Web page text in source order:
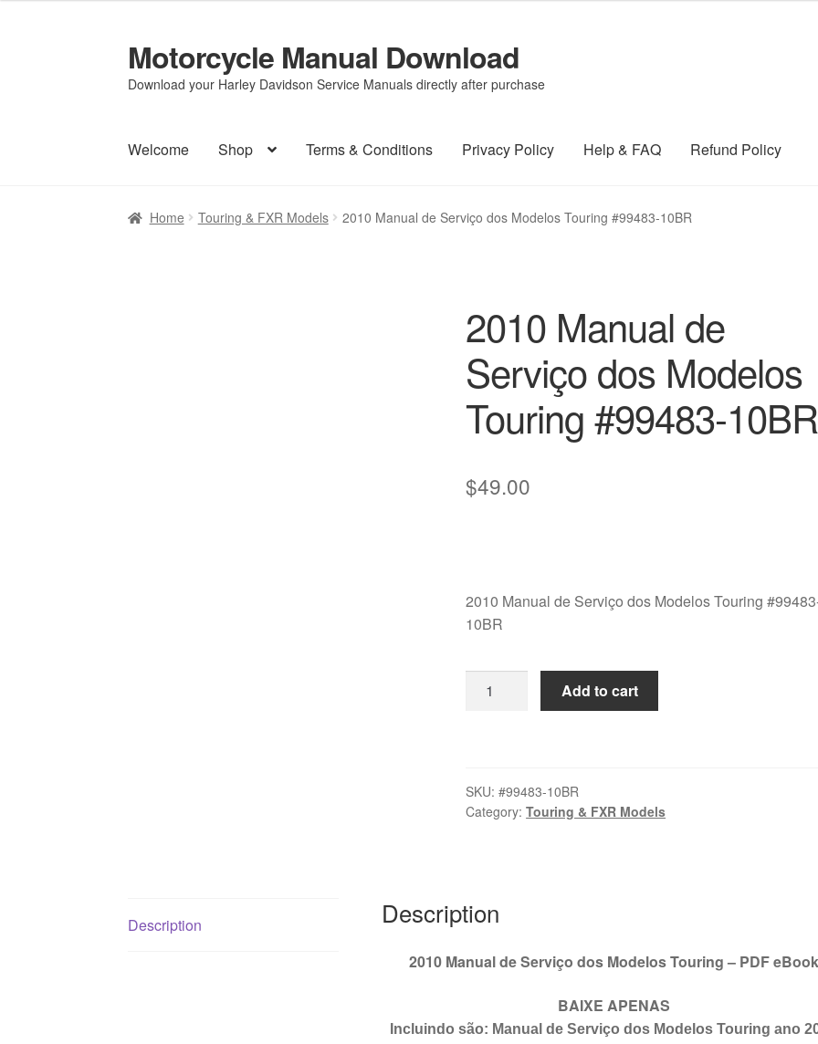
Skip
to
navigation
Skip
to
content
Motorcycle Manual Download
Download your Harley Davidson Service Manuals directly after purchase
Welcome Shop Terms & Conditions Privacy Policy Help & FAQ Refund Policy
Home Touring & FXR Models 2010 Manual de Serviço dos Modelos Touring #99483-10BR
2010 Manual de
Serviço dos Modelos
Touring #99483-10BR
$49.00
2010 Manual de Serviço dos Modelos Touring
10BR
2010
Modelos
Touring
Add to cart
SKU:#99483-10BR
Category:Touring & FXR Models
Description Description
2010 Manual de Serviço dos Modelos Touring – PDF eBook
BAIXE APENAS
Incluindo são: Manual de Serviço dos Modelos Touring ano